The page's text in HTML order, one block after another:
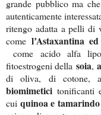
grande pubblico ma
autenticamente
ritengo adatta a pelli di
come l’Astaxantina ed
come acido alfa
fitoestrogeni della soia,
di oliva, di cotone,
biomimetici tonificanti
cui quinoa e tamarindo